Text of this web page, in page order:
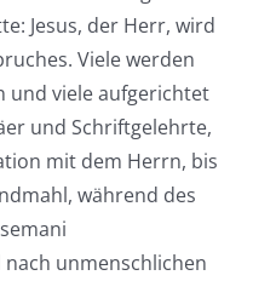
Jesus, der Herr, wird
Viele werden
und viele aufgerichtet
und Schriftgelehrte,
mit dem Herrn, bis
während des
unmenschlichen